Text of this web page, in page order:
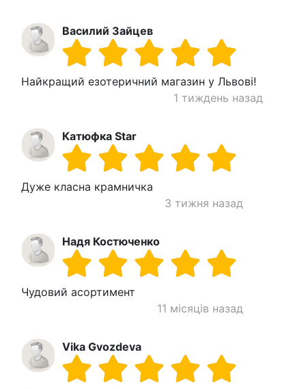
Василий Зайцев
Найкращий езотеричний магазин у Львові!
1 тиждень назад
Катюфка Star
Дуже класна крамничка
3 тижня назад
Надя Костюченко
Чудовий асортимент
11 місяців назад
Vika Gvozdeva